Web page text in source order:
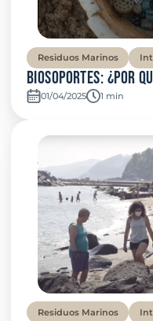
Residuos Marinos
Biosoportes: ¿Por
01/04/2025 Temps de
1 min
Residuos Marinos